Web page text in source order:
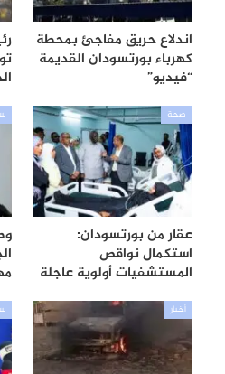
اندلاع حريق مفاجئ بمحطة
كهرباء بورتسودان القديمة
“فيديو”
صحة
عقار من بورتسودان:
استكمال نواقص
المستشفيات أولوية عاجلة
أخبار